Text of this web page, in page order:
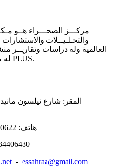
مركـــز الصحـــراء هــو
والتحـلـيــلات
العالمية وله دراسات وتقاريــر
له موقــع الصحراء ومنصة الصحراء PLUS.
هاتف: 25000622 - 45250731 - 45255931
- essahraa@gmail.com